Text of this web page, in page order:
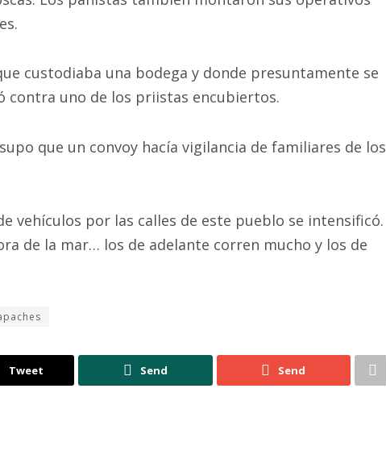
custodiaba una bodega y donde presuntamente se
contra uno de los priistas encubiertos.
que un convoy hacía vigilancia de familiares de los
vehículos por las calles de este pueblo se intensificó.
de la mar… los de adelante corren mucho y los de
Tweet Send Send